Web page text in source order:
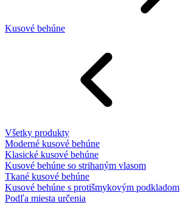
Kusové behúne
Všetky produkty
Moderné kusové behúne
Klasické kusové behúne
Kusové behúne so strihaným vlasom
Tkané kusové behúne
Kusové behúne s protišmykovým podkladom
Podľa miesta určenia